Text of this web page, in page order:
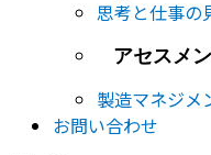
思考と仕事の
アセスメ
製造マネジメ
お問い合わせ